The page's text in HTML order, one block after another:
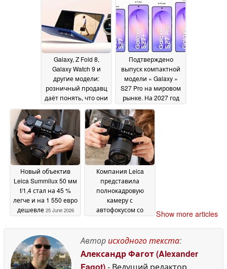
превосходящим по
емкости модель Z
Fold7 от « Galaxy », а
также подтвердила
его глобальный
запуск27 June 2026
Galaxy, Z Fold 8,
Galaxy Watch 9 и
другие модели:
розничный продавц
даёт понять, что они
продаже 26 June 2026
Подтверждено
выпуск компактной
модели « Galaxy »
S27 Pro на мировом
рынке. На 2027 год
выпуск четырёх
флагманских
смартфонов
Samsung25 June 2026
Новый объектив
Leica Summilux 50 мм
f/1,4 стал на 45 %
легче и на 1 550 евро
дешевле 25 June 2026
Компания Leica
представила
полнокадровую
камеру с
автофокусом со
возможностью
съемки видео в
формате 8K с
Show more articles
Авторисходного текста:
Александр Фагот (Alexander
Fagot)- Ведущий редактор